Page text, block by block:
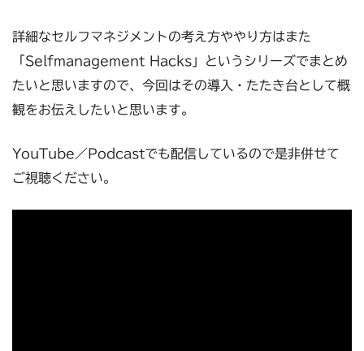
詳細なセルフマネジメントの考え方ややり方はまた
「Selfmanagement Hacks」というシリーズでまとめ
たいと思いますので、今回はその導入・たたき台として概
観をお伝えしたいと思います。
YouTube／Podcastでも配信しているので是非併せて
ご視聴ください。